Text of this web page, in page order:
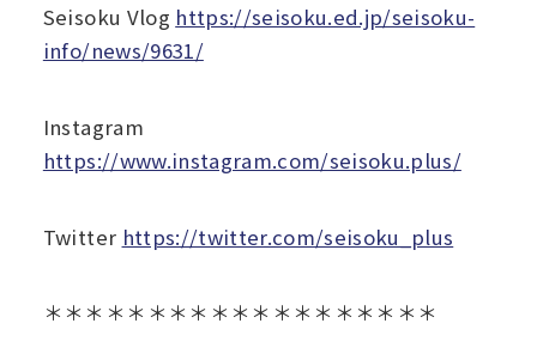
Seisoku Vlog https://seisoku.ed.jp/seisoku-
info/news/9631/
Instagram
https://www.instagram.com/seisoku.plus/
Twitter https://twitter.com/seisoku_plus
＊＊＊＊＊＊＊＊＊＊＊＊＊＊＊＊＊＊＊